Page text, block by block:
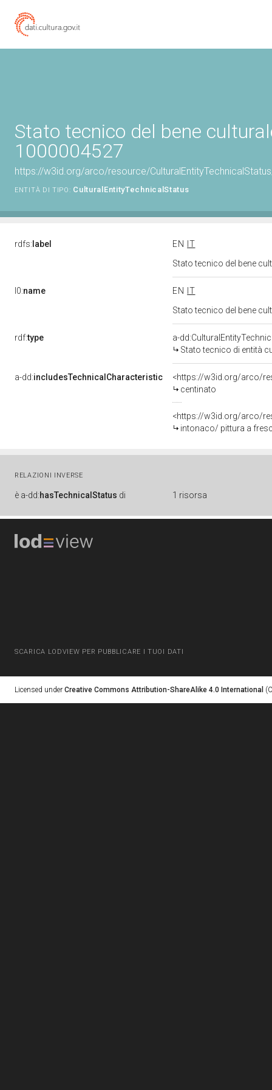
Stato tecnico del bene
1000004527
https://w3id.org/arco/resource/
ENTITÀ DI TIPO: CulturalEntityTechnicalStatus
rdfs: label EN
IT
Stato tecnico del bene
l0:name EN
IT
Stato tecnico del bene
rdf:type
a-
Stato tecnico di entità
a-dd:includesTechnicalCharacteristic
<https://w3id.org/arco/
centinato
<https://w3id.org/arco/
intonaco/ pittura a
RELAZIONI INVERSE
è a-dd:hasTechnicalStatus di 1 risorsa
SCARICA LODVIEW PER PUBBLICARE I TUOI DATI
Licensed under Creative Commons Attribution-ShareAlike 4.0 International